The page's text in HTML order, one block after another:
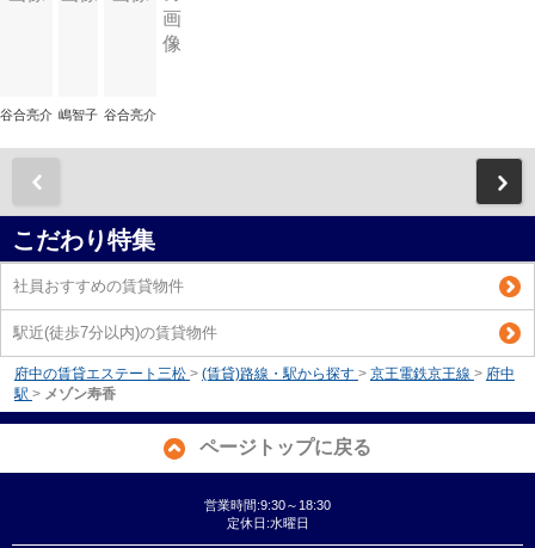
谷合亮介 嶋智子 谷合亮介
こだわり特集
社員おすすめの賃貸物件
駅近(徒歩7分以内)の賃貸物件
府中の賃貸エステート三松 > (賃貸)路線・駅から探す > 京王電鉄京王線 > 府中
駅 > メゾン寿香
ページトップに戻る
営業時間:9:30～18:30
定休日:水曜日